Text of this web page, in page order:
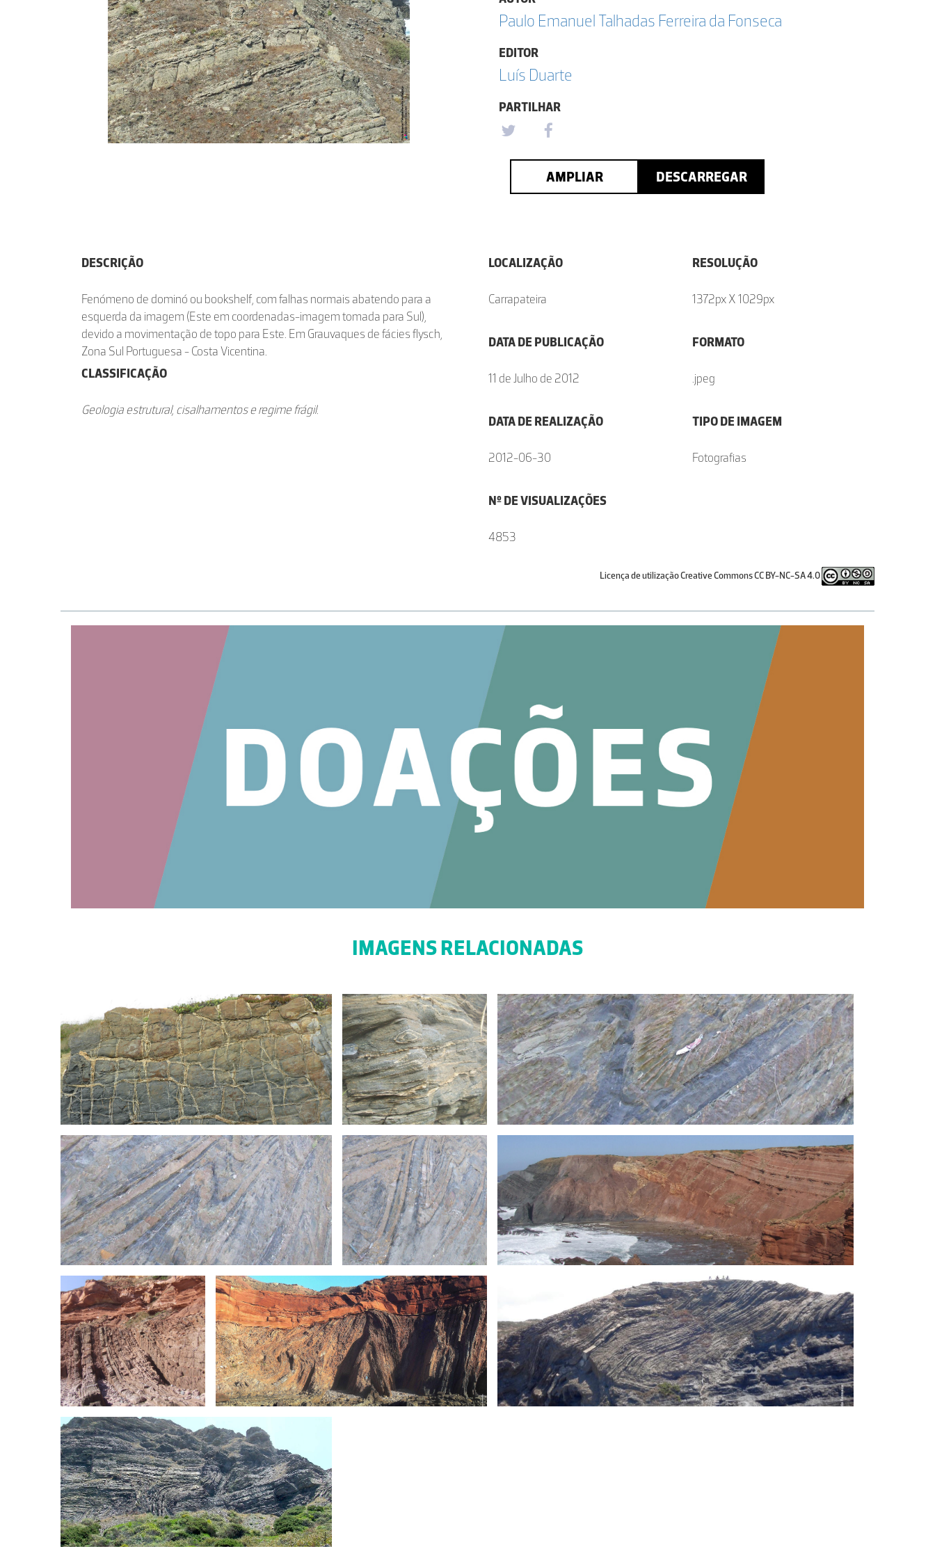
Paulo Emanuel Talhadas Ferreira da Fonseca
EDITOR
Luís Duarte
PARTILHAR
AMPLIAR DESCARREGAR
DESCRIÇÃO
Fenómeno de dominó ou bookshelf, com falhas normais abatendo para a
esquerda da imagem (Este em coordenadas-imagem tomada para Sul),
devido a movimentação de topo para Este. Em Grauvaques de fácies flysch,
Zona Sul Portuguesa - Costa Vicentina.
CLASSIFICAÇÃO
Geologia estrutural, cisalhamentos e regime frágil.
LOCALIZAÇÃO
Carrapateira
DATA DE PUBLICAÇÃO
11 de Julho de 2012
DATA DE REALIZAÇÃO
2012-06-30
Nº DE VISUALIZAÇÕES
4853
RESOLUÇÃO
1372px X 1029px
FORMATO
.jpeg
TIPO DE IMAGEM
Fotografias
Licença de utilização Creative Commons CC BY-NC-SA 4.0
IMAGENS RELACIONADAS